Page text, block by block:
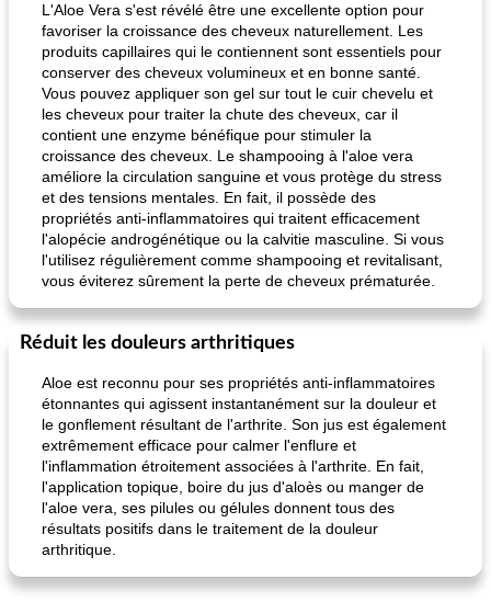
L'Aloe Vera s'est révélé être une excellente option pour
favoriser la croissance des cheveux naturellement. Les
produits capillaires qui le contiennent sont essentiels pour
conserver des cheveux volumineux et en bonne santé.
Vous pouvez appliquer son gel sur tout le cuir chevelu et
les cheveux pour traiter la chute des cheveux, car il
contient une enzyme bénéfique pour stimuler la
croissance des cheveux. Le shampooing à l'aloe vera
améliore la circulation sanguine et vous protège du stress
et des tensions mentales. En fait, il possède des
propriétés anti-inflammatoires qui traitent efficacement
l'alopécie androgénétique ou la calvitie masculine. Si vous
l'utilisez régulièrement comme shampooing et revitalisant,
vous éviterez sûrement la perte de cheveux prématurée.
Réduit les douleurs arthritiques
Aloe est reconnu pour ses propriétés anti-inflammatoires
étonnantes qui agissent instantanément sur la douleur et
le gonflement résultant de l'arthrite. Son jus est également
extrêmement efficace pour calmer l'enflure et
l'inflammation étroitement associées à l'arthrite. En fait,
l'application topique, boire du jus d'aloès ou manger de
l'aloe vera, ses pilules ou gélules donnent tous des
résultats positifs dans le traitement de la douleur
arthritique.